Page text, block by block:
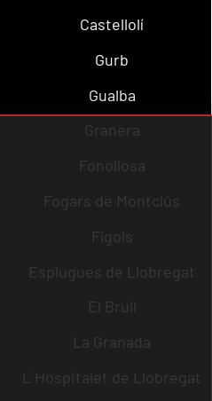
Castellolí
Gurb
Gualba
Granera
Fonollosa
Fogars de Montclús
Fígols
Esplugues de Llobregat
El Brull
La Granada
L´Hospitalet de Llobregat